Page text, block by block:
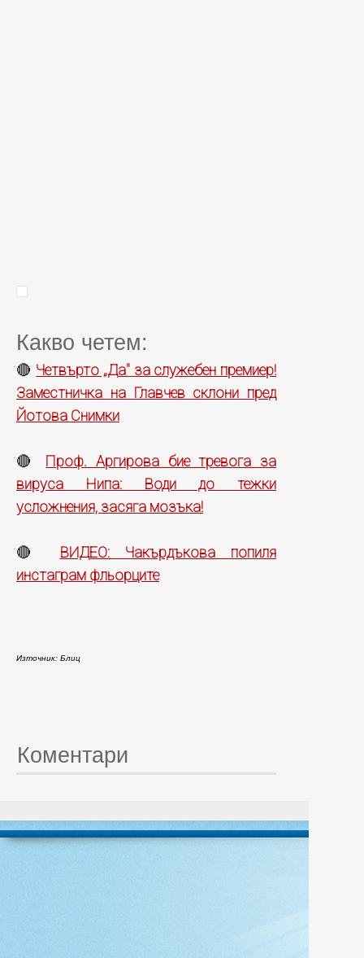
Какво четем:
🔴 Четвърто „Да" за служебен премиер!
Заместничка на Главчев склони пред
Йотова Снимки
🔴 Проф. Аргирова бие тревога за
вируса Нипа: Води до тежки
усложнения, засяга мозъка!
🔴 ВИДЕО: Чакърдъкова попиля
инстаграм фльорците
Източник: Блиц
Коментари